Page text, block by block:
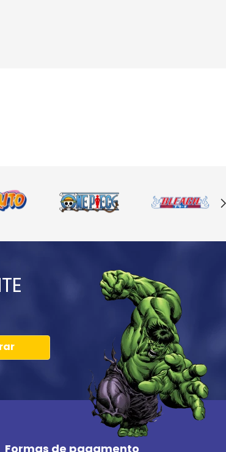
Formas de pagamento